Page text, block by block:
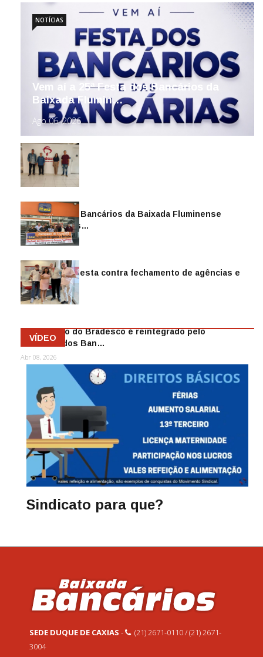
Vem aí a 25ª Festa dos Bancários da
Baixada Flumin…
Ago 06, 2026
NOTÍCIAS
Sindicato dos Bancários da Baixada Fluminense
reintegra mais…
Jul 14, 2026
Sindicato protesta contra fechamento de agências e
as demiss…
Mai 13, 2026
Funcionário do Bradesco é reintegrado pelo
Sindicato dos Ban…
Abr 08, 2026
VÍDEO
Sindicato para que?
SEDE DUQUE DE CAXIAS -
(21) 2671-0110 / (21) 2671-
3004